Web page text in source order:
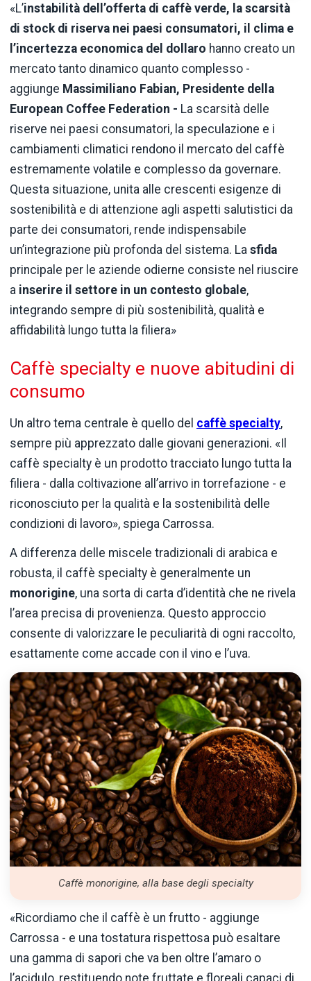
«L’instabilità dell’offerta di caffè verde, la scarsità
di stock di riserva nei paesi consumatori, il clima e
l’incertezza economica del dollaro hanno creato un
mercato tanto dinamico quanto complesso -
aggiunge Massimiliano Fabian, Presidente della
European Coffee Federation - La scarsità delle
riserve nei paesi consumatori, la speculazione e i
cambiamenti climatici rendono il mercato del caffè
estremamente volatile e complesso da governare.
Questa situazione, unita alle crescenti esigenze di
sostenibilità e di attenzione agli aspetti salutistici da
parte dei consumatori, rende indispensabile
un’integrazione più profonda del sistema. La sfida
principale per le aziende odierne consiste nel riuscire
a inserire il settore in un contesto globale,
integrando sempre di più sostenibilità, qualità e
affidabilità lungo tutta la filiera»
Caffè specialty e nuove abitudini di
consumo
Un altro tema centrale è quello del caffè specialty,
sempre più apprezzato dalle giovani generazioni. «Il
caffè specialty è un prodotto tracciato lungo tutta la
filiera - dalla coltivazione all’arrivo in torrefazione - e
riconosciuto per la qualità e la sostenibilità delle
condizioni di lavoro», spiega Carrossa.
A differenza delle miscele tradizionali di arabica e
robusta, il caffè specialty è generalmente un
monorigine, una sorta di carta d’identità che ne rivela
l’area precisa di provenienza. Questo approccio
consente di valorizzare le peculiarità di ogni raccolto,
esattamente come accade con il vino e l’uva.
Caffè monorigine, alla base degli specialty
«Ricordiamo che il caffè è un frutto - aggiunge
Carrossa - e una tostatura rispettosa può esaltare
una gamma di sapori che va ben oltre l’amaro o